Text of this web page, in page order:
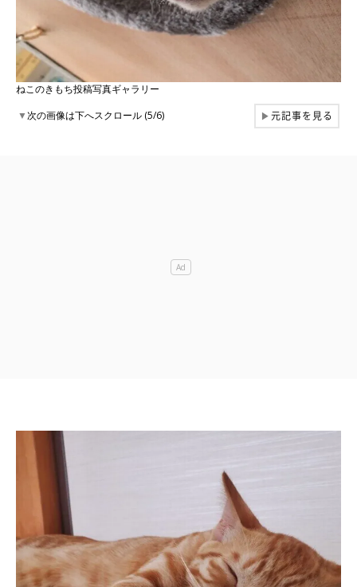
ねこのきもち投稿写真ギャラリー
▼次の画像は下へスクロール (5/6) ▶元記事を見る